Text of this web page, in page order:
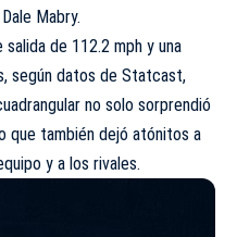
Mabry.
salida de 112.2 mph y una
según datos de Statcast,
no solo sorprendió
que también dejó atónitos a
y a los rivales.